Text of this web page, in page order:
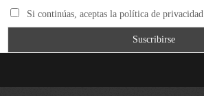
Si continúas, aceptas la política de privacidad